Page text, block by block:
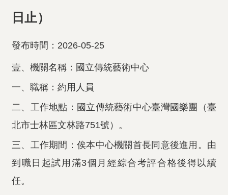
日止）
發布時間：2026-05-25
壹、機關名稱：國立傳統藝術中心
一、職稱：約用人員
二、工作地點：國立傳統藝術中心臺灣國樂團（臺
北市士林區文林路751號）。
三、工作期間：俟本中心機關首長同意後進用。由
到職日起試用滿3個月經綜合考評合格後得以續
任。